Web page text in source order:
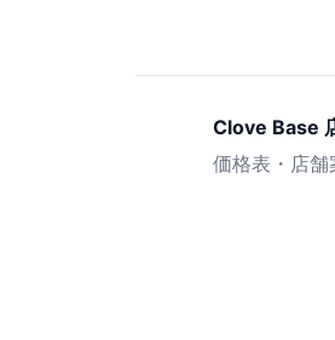
Clove Base
価格表・店舗